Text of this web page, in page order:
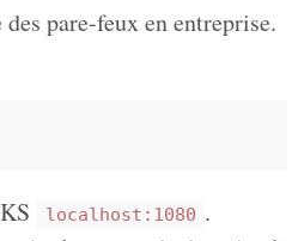
pare-feux en entreprise.
localhost:1080 .